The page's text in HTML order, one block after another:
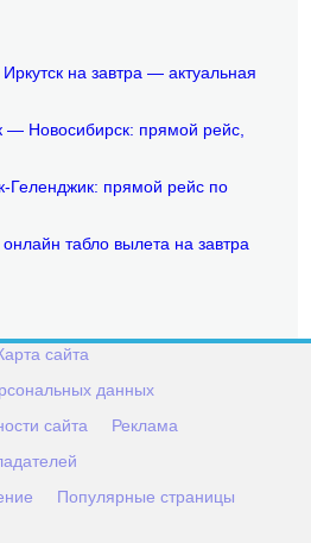
на завтра — актуальная
— Новосибирск: прямой рейс,
Геленджик: прямой рейс по
табло вылета на завтра
сайта
данных
сайта
Реклама
Популярные страницы